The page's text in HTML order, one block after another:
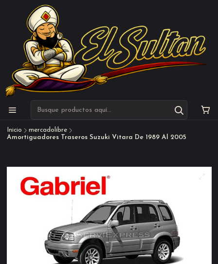
Inicio
mercadolibre
Amortiguadores Traseros Suzuki Vitara De 1989 Al 2005